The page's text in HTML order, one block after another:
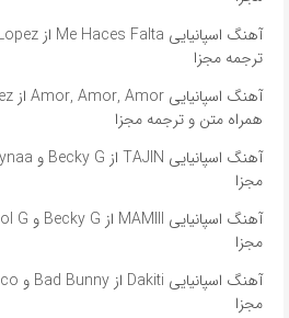
ترجمه مجزا
همراه متن و ترجمه مجزا
مجزا
مجزا
مجزا